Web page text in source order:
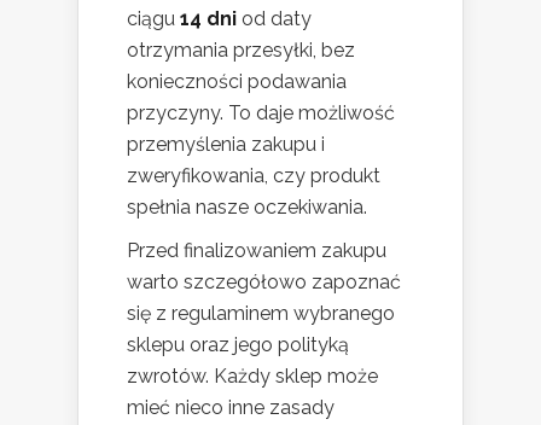
ciągu 14 dni od daty
otrzymania przesyłki, bez
konieczności podawania
przyczyny. To daje możliwość
przemyślenia zakupu i
zweryfikowania, czy produkt
spełnia nasze oczekiwania.
Przed finalizowaniem zakupu
warto szczegółowo zapoznać
się z regulaminem wybranego
sklepu oraz jego polityką
zwrotów. Każdy sklep może
mieć nieco inne zasady